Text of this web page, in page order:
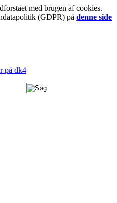
med brugen af cookies.
(GDPR) på denne side
på dk4